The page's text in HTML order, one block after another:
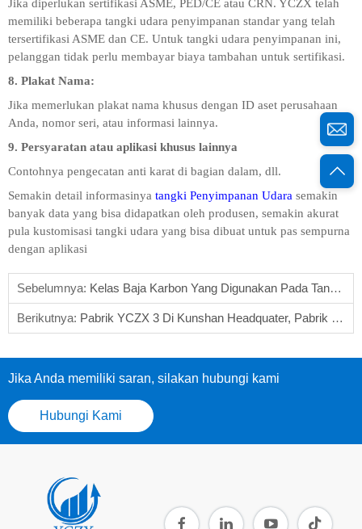
Jika diperlukan sertifikasi ASME, PED/CE atau CRN. YCZX telah
memiliki beberapa tangki udara penyimpanan standar yang telah
tersertifikasi ASME dan CE. Untuk tangki udara penyimpanan ini,
pelanggan tidak perlu membayar biaya tambahan untuk sertifikasi.
8. Plakat Nama:
Jika memerlukan plakat nama khusus dengan ID aset perusahaan
Anda, nomor seri, atau informasi lainnya.
9. Persyaratan atau aplikasi khusus lainnya
Contohnya pengecatan anti karat di bagian dalam, dll.
Semakin detail informasinya tangki Penyimpanan Udara semakin
banyak data yang bisa didapatkan oleh produsen, semakin akurat
pula kustomisasi tangki udara yang bisa dibuat untuk pas sempurna
dengan aplikasi
Sebelumnya: Kelas Baja Karbon Yang Digunakan Pada Tangki Penyimpanan Udara
Berikutnya: Pabrik YCZX 3 Di Kunshan Headquater, Pabrik Jiangxi Dan Pabrik Yangzhou
Jika Anda memiliki saran, silakan hubungi kami
Hubungi Kami